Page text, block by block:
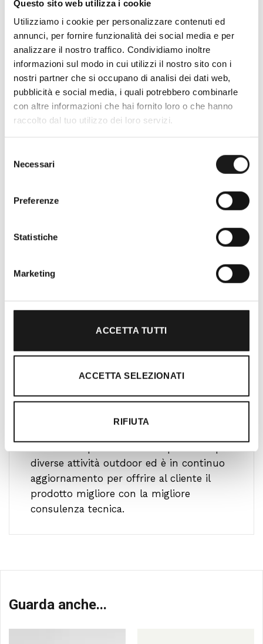
Questo sito web utilizza i cookie
Utilizziamo i cookie per personalizzare contenuti ed
annunci, per fornire funzionalità dei social media e per
analizzare il nostro traffico. Condividiamo inoltre
informazioni sul modo in cui utilizzi il nostro sito con i
nostri partner che si occupano di analisi dei dati web,
pubblicità e social media, i quali potrebbero combinarle
con altre informazioni che hai fornito loro o che hanno
raccolto dal tuo utilizzo dei loro servizi.
delNecessari
Preferenze
Statistiche
Marketing
ACCETTA TUTTI
ACCETTA SELEZIONATI
RIFIUTA
Oltre 30 anni di esperienza
per amanti dell’outdoor a Roma e nel
l’acquisto un’esperienza formativa e
diverse attività outdoor ed è in continuo
aggiornamento per offrire al cliente il
prodotto migliore con la migliore
consulenza tecnica.
Guarda anche...